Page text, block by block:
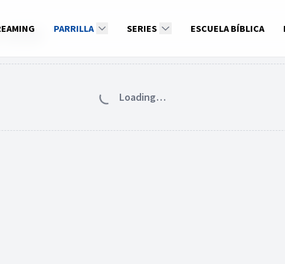
PARRILLA SERIES ESCUELA BÍBLICA
Loading…